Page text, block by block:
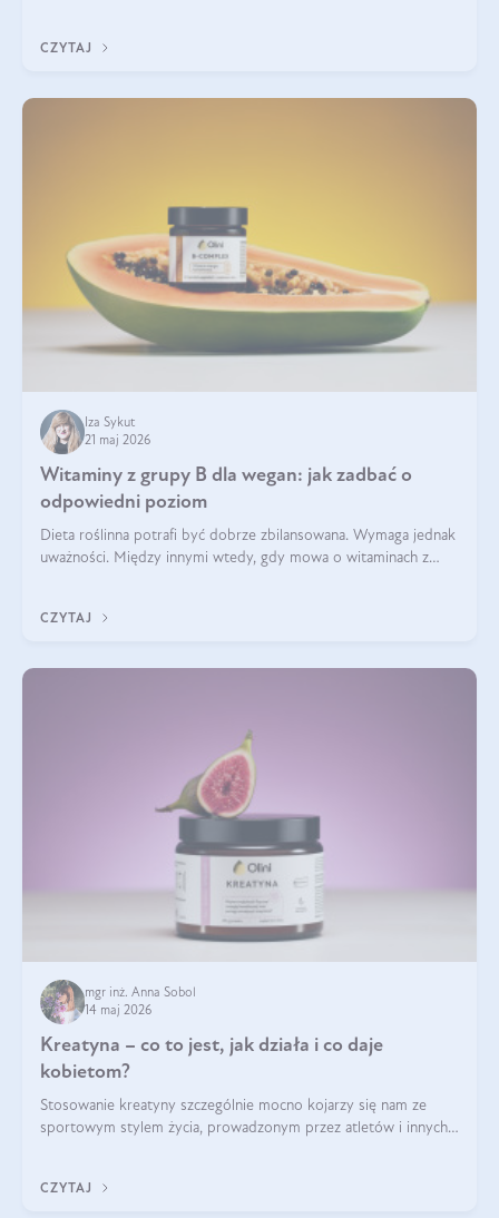
CZYTAJ
Iza Sykut
21 maj 2026
Witaminy z grupy B dla wegan: jak zadbać o
odpowiedni poziom
Dieta roślinna potrafi być dobrze zbilansowana. Wymaga jednak
uważności. Między innymi wtedy, gdy mowa o witaminach z
CZYTAJ
mgr inż. Anna Sobol
14 maj 2026
Kreatyna – co to jest, jak działa i co daje
kobietom?
Stosowanie kreatyny szczególnie mocno kojarzy się nam ze
sportowym stylem życia, prowadzonym przez atletów i innych
zwiększa masę
CZYTAJ